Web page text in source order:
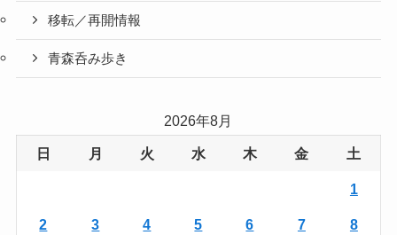
移転／再開情報
青森呑み歩き
2026年8月
日 月 火 水 木 金 土
1
2 3 4 5 6 7 8